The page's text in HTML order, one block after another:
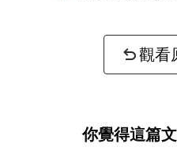
觀看
你覺得這篇